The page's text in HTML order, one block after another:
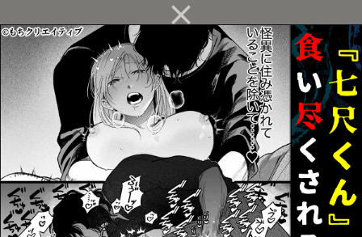
なにってするしかないで
しょう
お気に入り
逢瀬のままに
お気に入り
セックスしないと出られ
ない部屋
お気に入り